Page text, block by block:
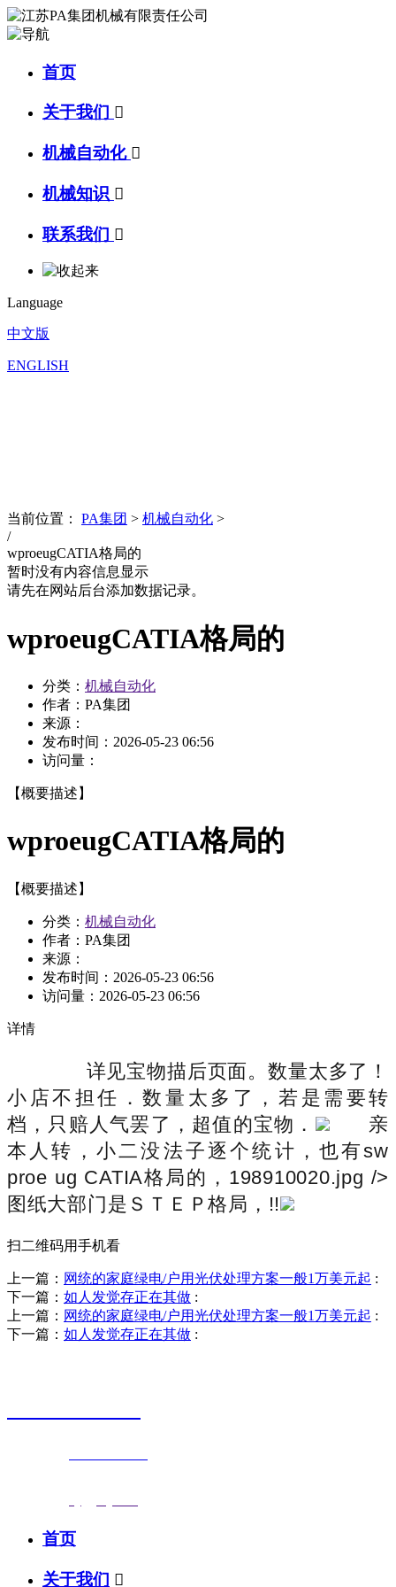
首页
关于我们 
机械自动化 
机械知识 
联系我们 
Language
中文版
ENGLISH
当前位置： PA集团 > 机械自动化 >
/
wproeugCATIA格局的
暂时没有内容信息显示
请先在网站后台添加数据记录。
wproeugCATIA格局的
分类： 机械自动化
作者：PA集团
来源：
发布时间： 2026-05-23 06:56
访问量：
【概要描述】
wproeugCATIA格局的
【概要描述】
分类： 机械自动化
作者：PA集团
来源：
发布时间： 2026-05-23 06:56
访问量： 2026-05-23 06:56
详情
详见宝物描后页面。数量太多了！
小店不担任．数量太多了，若是需要转
档，只赔人气罢了，超值的宝物．
亲
本人转，小二没法子逐个统计，也有sw
proe ug CATIA格局的，198910020.jpg />
图纸大部门是ＳＴＥＰ格局，!!
扫二维码用手机看
上一篇： 网统的家庭绿电/户用光伏处理方案一般1万美元起 :
下一篇： 如人发觉存正在其做 :
上一篇： 网统的家庭绿电/户用光伏处理方案一般1万美元起 :
下一篇： 如人发觉存正在其做 :
首页
关于我们 